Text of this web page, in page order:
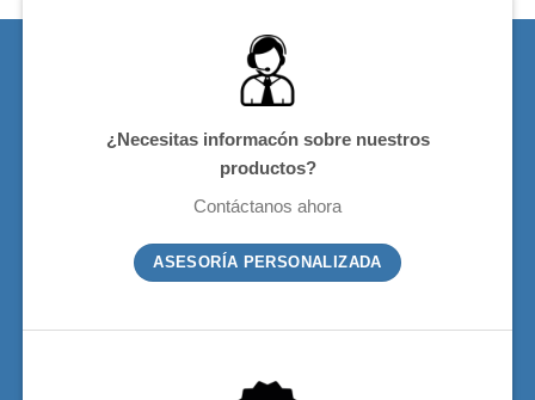
¿Necesitas informacón sobre nuestros
productos?
Contáctanos ahora
ASESORÍA PERSONALIZADA